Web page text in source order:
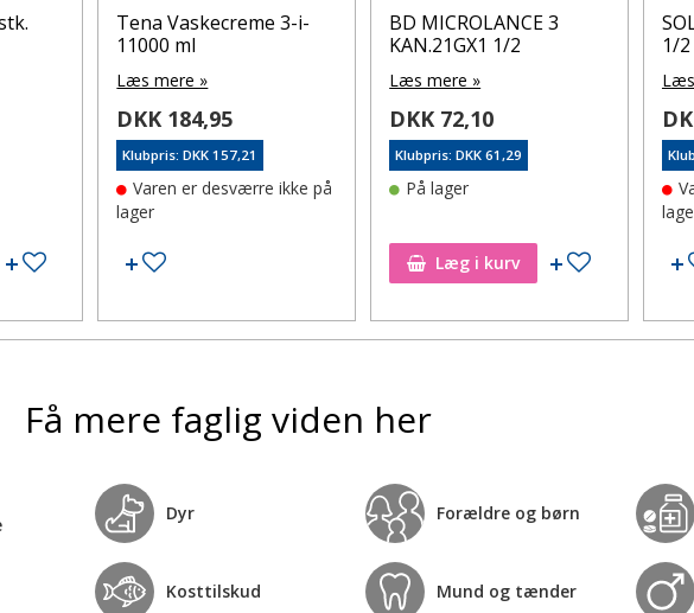
Tilføj til ønskeseddel
Tena Vaskecreme 3-i-
11000 ml
Læs mere »
DKK 184,95
Klubpris: DKK 157,21
Varen er desværre ikke på
lager
Tilføj til ønskeseddel
BD MICROLANCE 3
KAN.21GX1 1/2
Læs mere »
DKK 72,10
Klubpris: DKK 61,29
På lager
Læg i kurv Tilføj til
1/
Få mere faglig viden her
Dyr Forældre og børn
Kosttilskud Mund og tænder